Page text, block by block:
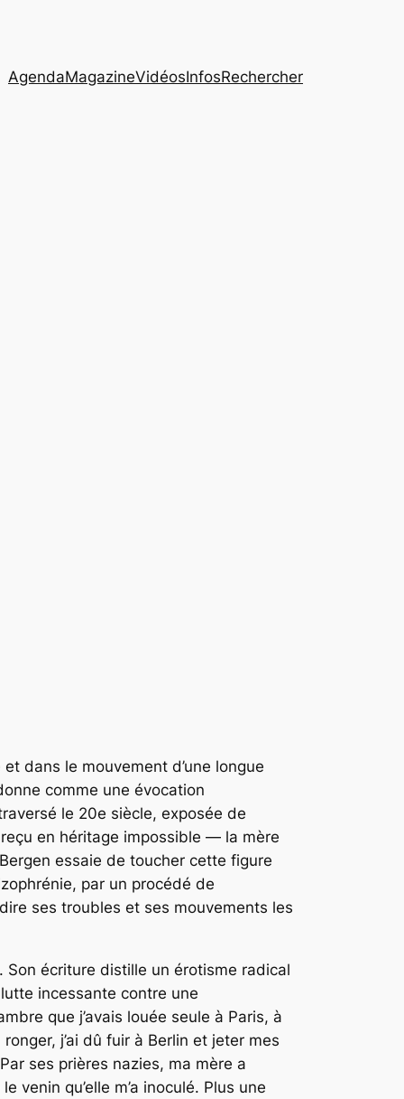
AgendaMagazineVidéosInfosRechercher
dans le mouvement d’une longue
comme une évocation
le 20e siècle, exposée de
en héritage impossible — la mère
essaie de toucher cette figure
par un procédé de
ses troubles et ses mouvements les
écriture distille un érotisme radical
incessante contre une
que j’avais louée seule à Paris, à
j’ai dû fuir à Berlin et jeter mes
ses prières nazies, ma mère a
venin qu’elle m’a inoculé. Plus une